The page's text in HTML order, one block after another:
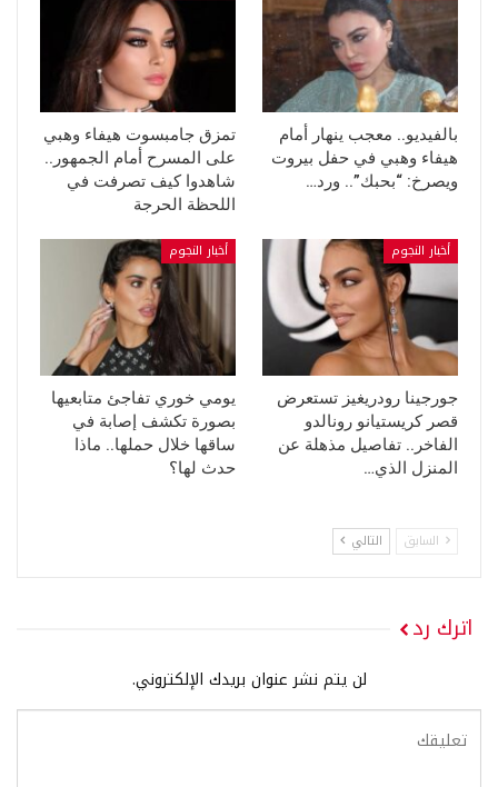
بالفيديو.. معجب ينهار أمام
هيفاء وهبي في حفل بيروت
ويصرخ: “بحبك”.. ورد…
تمزق جامبسوت هيفاء وهبي
على المسرح أمام الجمهور..
شاهدوا كيف تصرفت في
اللحظة الحرجة
أخبار النجوم
جورجينا رودريغيز تستعرض
قصر كريستيانو رونالدو
الفاخر.. تفاصيل مذهلة عن
المنزل الذي…
أخبار النجوم
يومي خوري تفاجئ متابعيها
بصورة تكشف إصابة في
ساقها خلال حملها.. ماذا
حدث لها؟
السابق التالي
اترك رد
لن يتم نشر عنوان بريدك الإلكتروني.